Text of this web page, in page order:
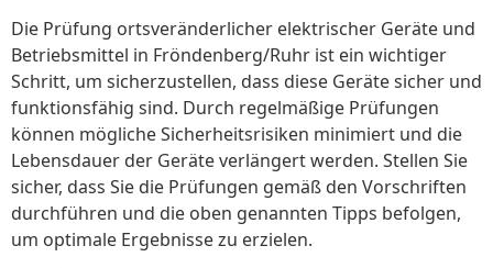
Die Prüfung ortsveränderlicher elektrischer Geräte und
Betriebsmittel in Fröndenberg/Ruhr ist ein wichtiger
Schritt, um sicherzustellen, dass diese Geräte sicher und
funktionsfähig sind. Durch regelmäßige Prüfungen
können mögliche Sicherheitsrisiken minimiert und die
Lebensdauer der Geräte verlängert werden. Stellen Sie
sicher, dass Sie die Prüfungen gemäß den Vorschriften
durchführen und die oben genannten Tipps befolgen,
um optimale Ergebnisse zu erzielen.